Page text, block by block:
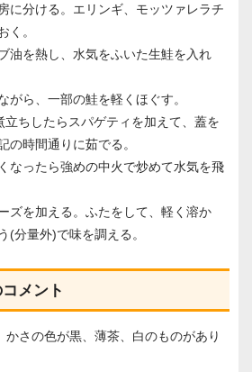
に分ける。エリンギ、モッツァレラチ
く。
油を熱し、水気をふいた生鮭を入れ
がら、一部の鮭を軽くほぐす。
ちしたらスパゲティを加えて、蓋を
の時間通りに茹でる。
なったら強めの中火で炒めて水気を飛
を加える。ふたをして、軽く溶か
(分量外)で味を調える。
メント
かさの色が黒、薄茶、白のものがあり